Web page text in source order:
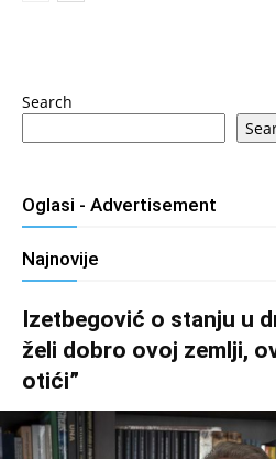
Search
Oglasi - Advertisement
Najnovije
Izetbegović o stanju u
želi dobro ovoj zemlji,
otići”